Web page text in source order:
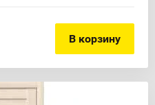
В корзину